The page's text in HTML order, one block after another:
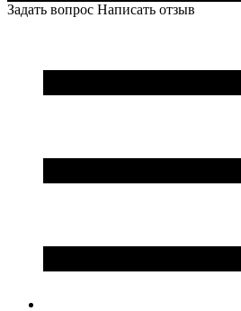
Задать вопрос Написать отзыв